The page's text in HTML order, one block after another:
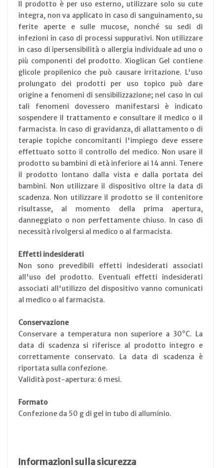
Il prodotto è per uso esterno, utilizzare solo su cute
integra, non va applicato in caso di sanguinamento, su
ferite aperte e sulle mucose, nonché su sedi di
infezioni in caso di processi suppurativi. Non utilizzare
in caso di ipersensibilità o allergia individuale ad uno o
più componenti del prodotto. Xioglican Gel contiene
glicole propilenico che può causare irritazione. L'uso
prolungato dei prodotti per uso topico può dare
origine a fenomeni di sensibilizzazione; nel caso in cui
tali fenomeni dovessero manifestarsi è indicato
sospendere il trattamento e consultare il medico o il
farmacista. In caso di gravidanza, di allattamento o di
terapie topiche concomitanti l'impiego deve essere
effettuato sotto il controllo del medico. Non usare il
prodotto su bambini di età inferiore ai 14 anni. Tenere
il prodotto lontano dalla vista e dalla portata dei
bambini. Non utilizzare il dispositivo oltre la data di
scadenza. Non utilizzare il prodotto se il contenitore
risultasse, al momento della prima apertura,
danneggiato o non perfettamente chiuso. In caso di
necessità rivolgersi al medico o al farmacista.
Effetti indesiderati
Non sono prevedibili effetti indesiderati associati
all'uso del prodotto. Eventuali effetti indesiderati
associati all'utilizzo del dispositivo vanno comunicati
al medico o al farmacista.
Conservazione
Conservare a temperatura non superiore a 30°C. La
data di scadenza si riferisce al prodotto integro e
correttamente conservato. La data di scadenza è
riportata sulla confezione.
Validità post-apertura: 6 mesi.
Formato
Confezione da 50 g di gel in tubo di alluminio.
Informazioni sulla sicurezza